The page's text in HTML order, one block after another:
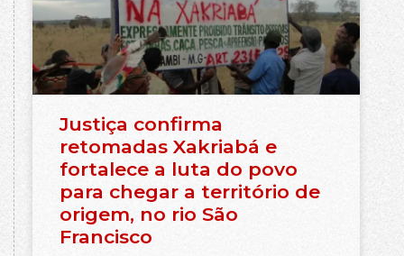
Justiça confirma
retomadas Xakriabá e
fortalece a luta do povo
para chegar a território de
origem, no rio São
Francisco